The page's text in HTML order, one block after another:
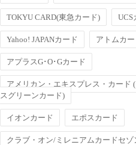
TOKYU CARD(東急カード) UCS
Yahoo! JAPANカード アトムカー
アプラスG･O･Gカード
アメリカン・エキスプレス・カード
スグリーンカード)
イオンカード エポスカード
クラブ・オン/ミレニアムカードセゾ